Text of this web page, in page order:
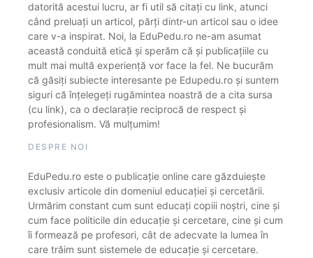
datorită acestui lucru, ar fi util să citați cu link, atunci
când preluați un articol, părți dintr-un articol sau o idee
care v-a inspirat. Noi, la EduPedu.ro ne-am asumat
această conduită etică și sperăm că și publicațiile cu
mult mai multă experiență vor face la fel. Ne bucurăm
că găsiți subiecte interesante pe Edupedu.ro și suntem
siguri că înțelegeți rugămintea noastră de a cita sursa
(cu link), ca o declarație reciprocă de respect și
profesionalism. Vă mulțumim!
DESPRE NOI
EduPedu.ro este o publicație online care găzduiește
exclusiv articole din domeniul educației și cercetării.
Urmărim constant cum sunt educați copiii noștri, cine și
cum face politicile din educație și cercetare, cine și cum
îi formează pe profesori, cât de adecvate la lumea în
care trăim sunt sistemele de educație și cercetare.